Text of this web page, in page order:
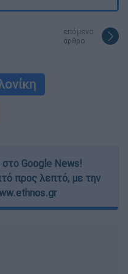
επόμενο
άρθρο
Google News!
προς λεπτό, με την